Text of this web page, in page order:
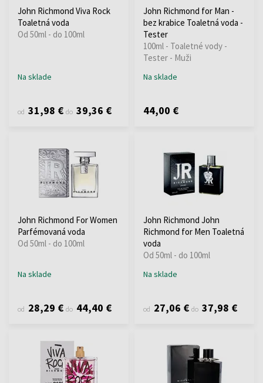
John Richmond Viva Rock
Toaletná voda
Od 50ml - do 100ml
Na sklade
od 31,98 € do 39,36 €
John Richmond for Man -
bez krabice Toaletná voda -
Tester
100ml - Toaletné vody -
Tester - Muži
Na sklade
44,00 €
John Richmond For Women
Parfémovaná voda
Od 50ml - do 100ml
Na sklade
od 28,29 € do 44,40 €
John Richmond John
Richmond for Men Toaletná
voda
Od 50ml - do 100ml
Na sklade
od 27,06 € do 37,98 €